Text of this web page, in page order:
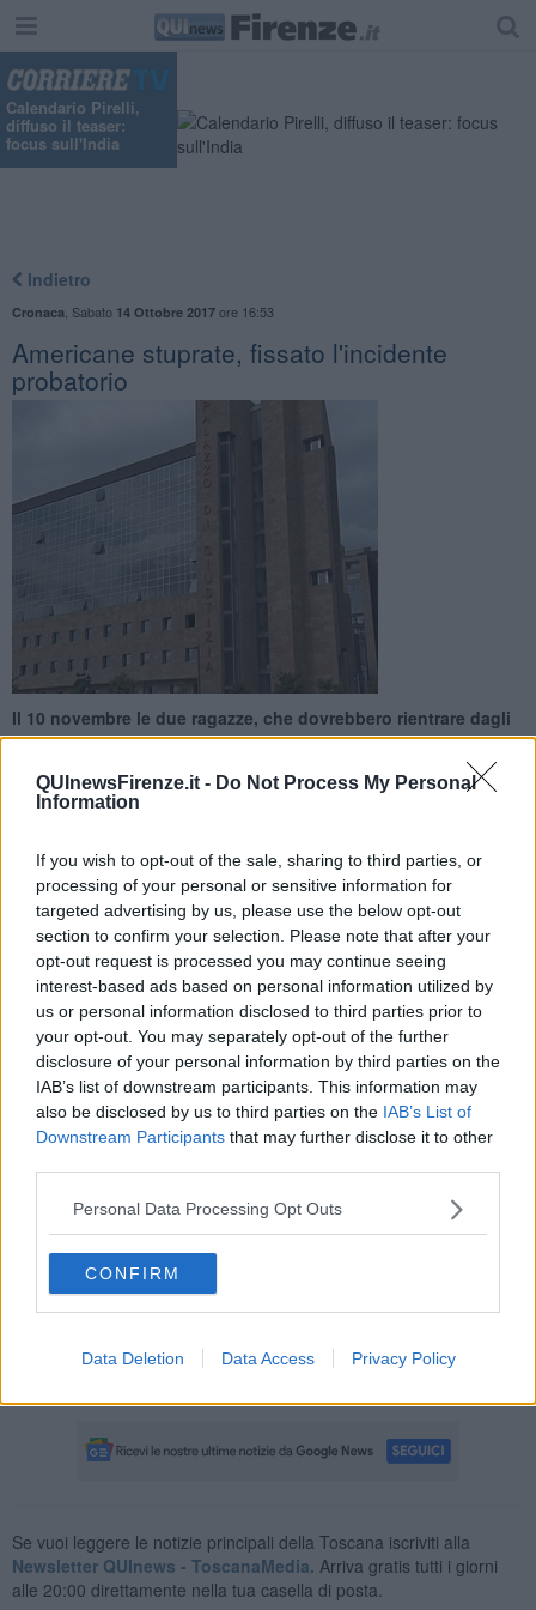
QUInewsFirenze.it - Do Not Process My Personal
Information
If you wish to opt-out of the sale, sharing to third parties, or
processing of your personal or sensitive information for
targeted advertising by us, please use the below opt-out
section to confirm your selection. Please note that after your
opt-out request is processed you may continue seeing
interest-based ads based on personal information utilized by
us or personal information disclosed to third parties prior to
your opt-out. You may separately opt-out of the further
disclosure of your personal information by third parties on the
IAB’s list of downstream participants. This information may
also be disclosed by us to third parties on the IAB’s List of
Downstream Participants that may further disclose it to other
Personal Data Processing Opt Outs
CONFIRM
Data Deletion Data Access Privacy Policy
Calendario Pirelli,
diffuso il teaser:
focus sull'India
Indietro
Cronaca Sabato 14 Ottobre 2017ore 16:53
Americane stuprate, fissato l'incidente
probatorio
Il 10 novembre le due ragazze, che dovrebbero rientrare dagli
Usa, saranno ascoltate in modalità protetta nell'aula bunker
FIRENZE —Confermata la data dell'incidente probatorio
nell'ambito dell'inchiesta sulla presunta violenza sessuale di cui
sono accusati due carabinieri in servizio a Firenze che, nella notte
tra il 6 e 7 settembre scorso, avrebbero abusato di due
studentesse statunitensi di 19 e 21 anni.
Il prossimo 10 novembre le due ragazze, che dovrebbero rientrare
in Italia dagli Usa, saranno ascoltate in modalità protetta nell'aula
bunker di Firenze.
Il gip Mario Profeta ha autorizzato anche all'eventuale
accompagnamento da parte della polizia giudiziaria nella massima
riservatezza, senza dover incontrare i due militari (l'appuntato
Marco Camuffo e il carabiniere scelto Pietro Costa) che potranno
seguire l'interrogatorio solo da un'altra aula collegata con un video.
giudice potrà comunque ascoltarle in videoconferenza alla
Se vuoi leggere le notizie principali della Toscana iscriviti alla
Newsletter QUInews - ToscanaMedia. Arriva gratis tutti i giorni
alle 20:00 direttamente nella tua casella di posta.